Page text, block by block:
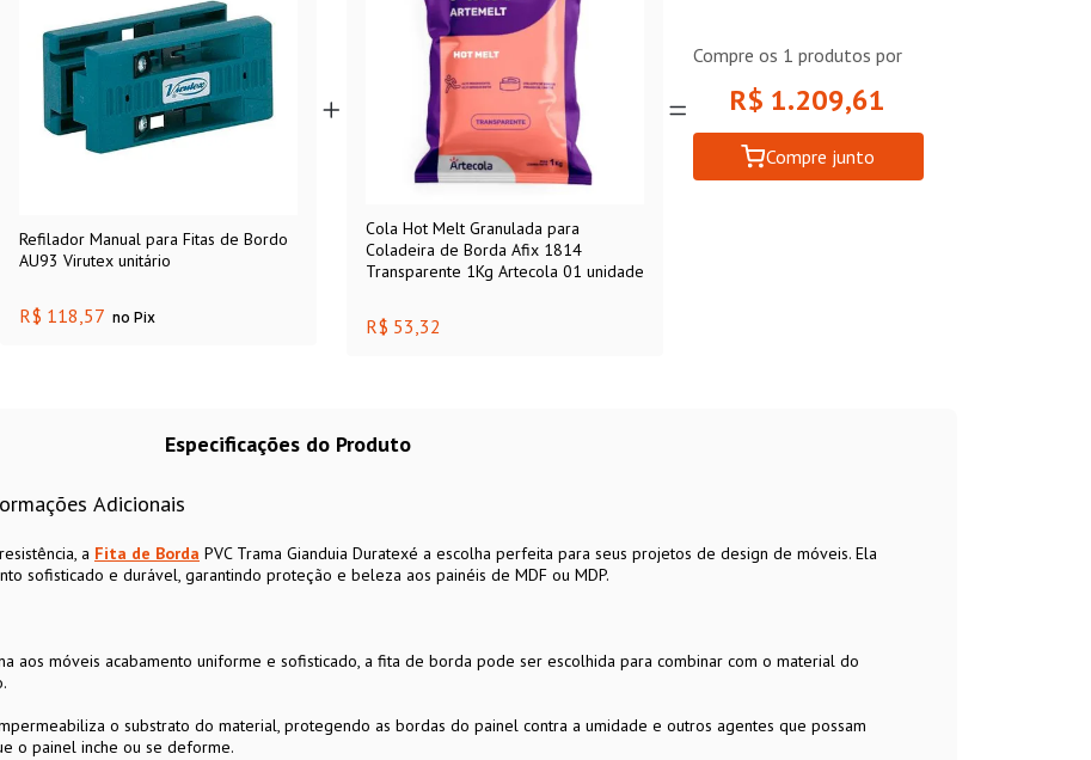
Refilador Manual para Fitas de Bordo
AU93 Virutex unitário
R$ 118,57 no Pix
Cola Hot Melt Granulada para
Coladeira de Borda Afix 1814
Transparente 1Kg Artecola 01 unidade
R$ 53,32
Compre os 1 produtos por
R$ 1.209,61
Compre junto
Especificações do Produto
Adicionais
a Fita de Borda PVC Trama Gianduia Duratexé a escolha perfeita para seus projetos de design de móveis. Ela
sofisticado e durável, garantindo proteção e beleza aos painéis de MDF ou MDP.
aos móveis acabamento uniforme e sofisticado, a fita de borda pode ser escolhida para combinar com o material do
o substrato do material, protegendo as bordas do painel contra a umidade e outros agentes que possam
o painel inche ou se deforme.